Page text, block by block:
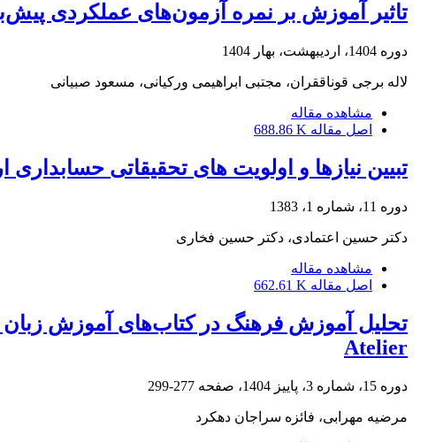
تاثیر آموزش بر نمره آزمون‌های عملکردی
دوره 1404، اردیبهشت، بهار 1404
لاله برجی قوناققران، مجتبی ابراهیمی ورکیانی، مسعود صبیانی
مشاهده مقاله
اصل مقاله 688.86 K
تبیین نیازها و اولویت های تحقیقاتی
دوره 11، شماره 1، 1383
دکتر حسین اعتمادی، دکتر حسین فخاری
مشاهده مقاله
اصل مقاله 662.61 K
Atelier
دوره 15، شماره 3، پاییز 1404، صفحه 277-299
مرضیه مهرابی، فائزه سراجان دهکرد